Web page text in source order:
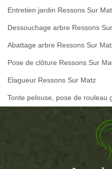
Entretien jardin Ressons Sur
Dessouchage arbre Ressons
Abattage arbre Ressons Sur
Pose de clôture Ressons Sur
Elagueur Ressons Sur Matz
Tonte pelouse, pose de rouleau